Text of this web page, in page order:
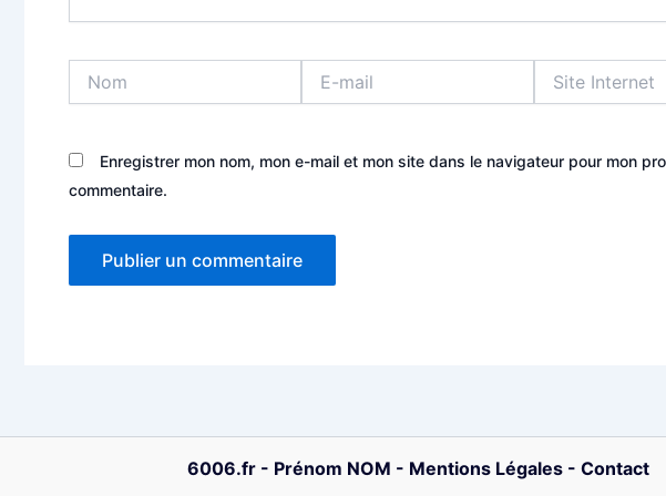
mail
Internet
Enregistrer mon nom, mon e-mail et mon site dans le navigateur pour mon
commentaire.
6006.fr- Prénom NOM - Mentions Légales- Contact